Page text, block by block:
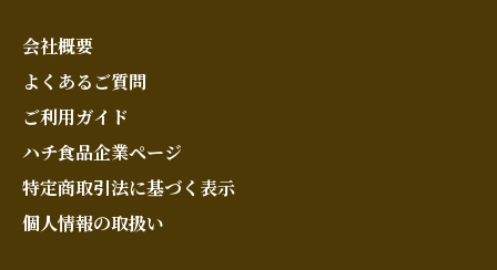
会社概要
よくあるご質問
ご利用ガイド
ハチ食品企業ページ
特定商取引法に基づく表示
個人情報の取扱い